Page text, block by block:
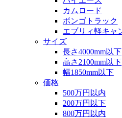
カムロード
ボンゴトラック
エブリィ軽キャ
サイズ
長さ4000mm以下
高さ2100mm以下
幅1850mm以下
価格
500万円以内
200万円以下
800万円以内